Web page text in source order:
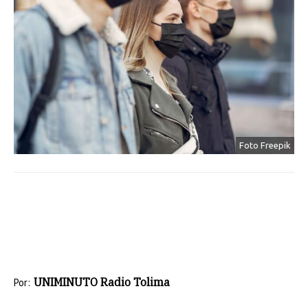
Foto Freepik
Por: UNIMINUTO Radio Tolima